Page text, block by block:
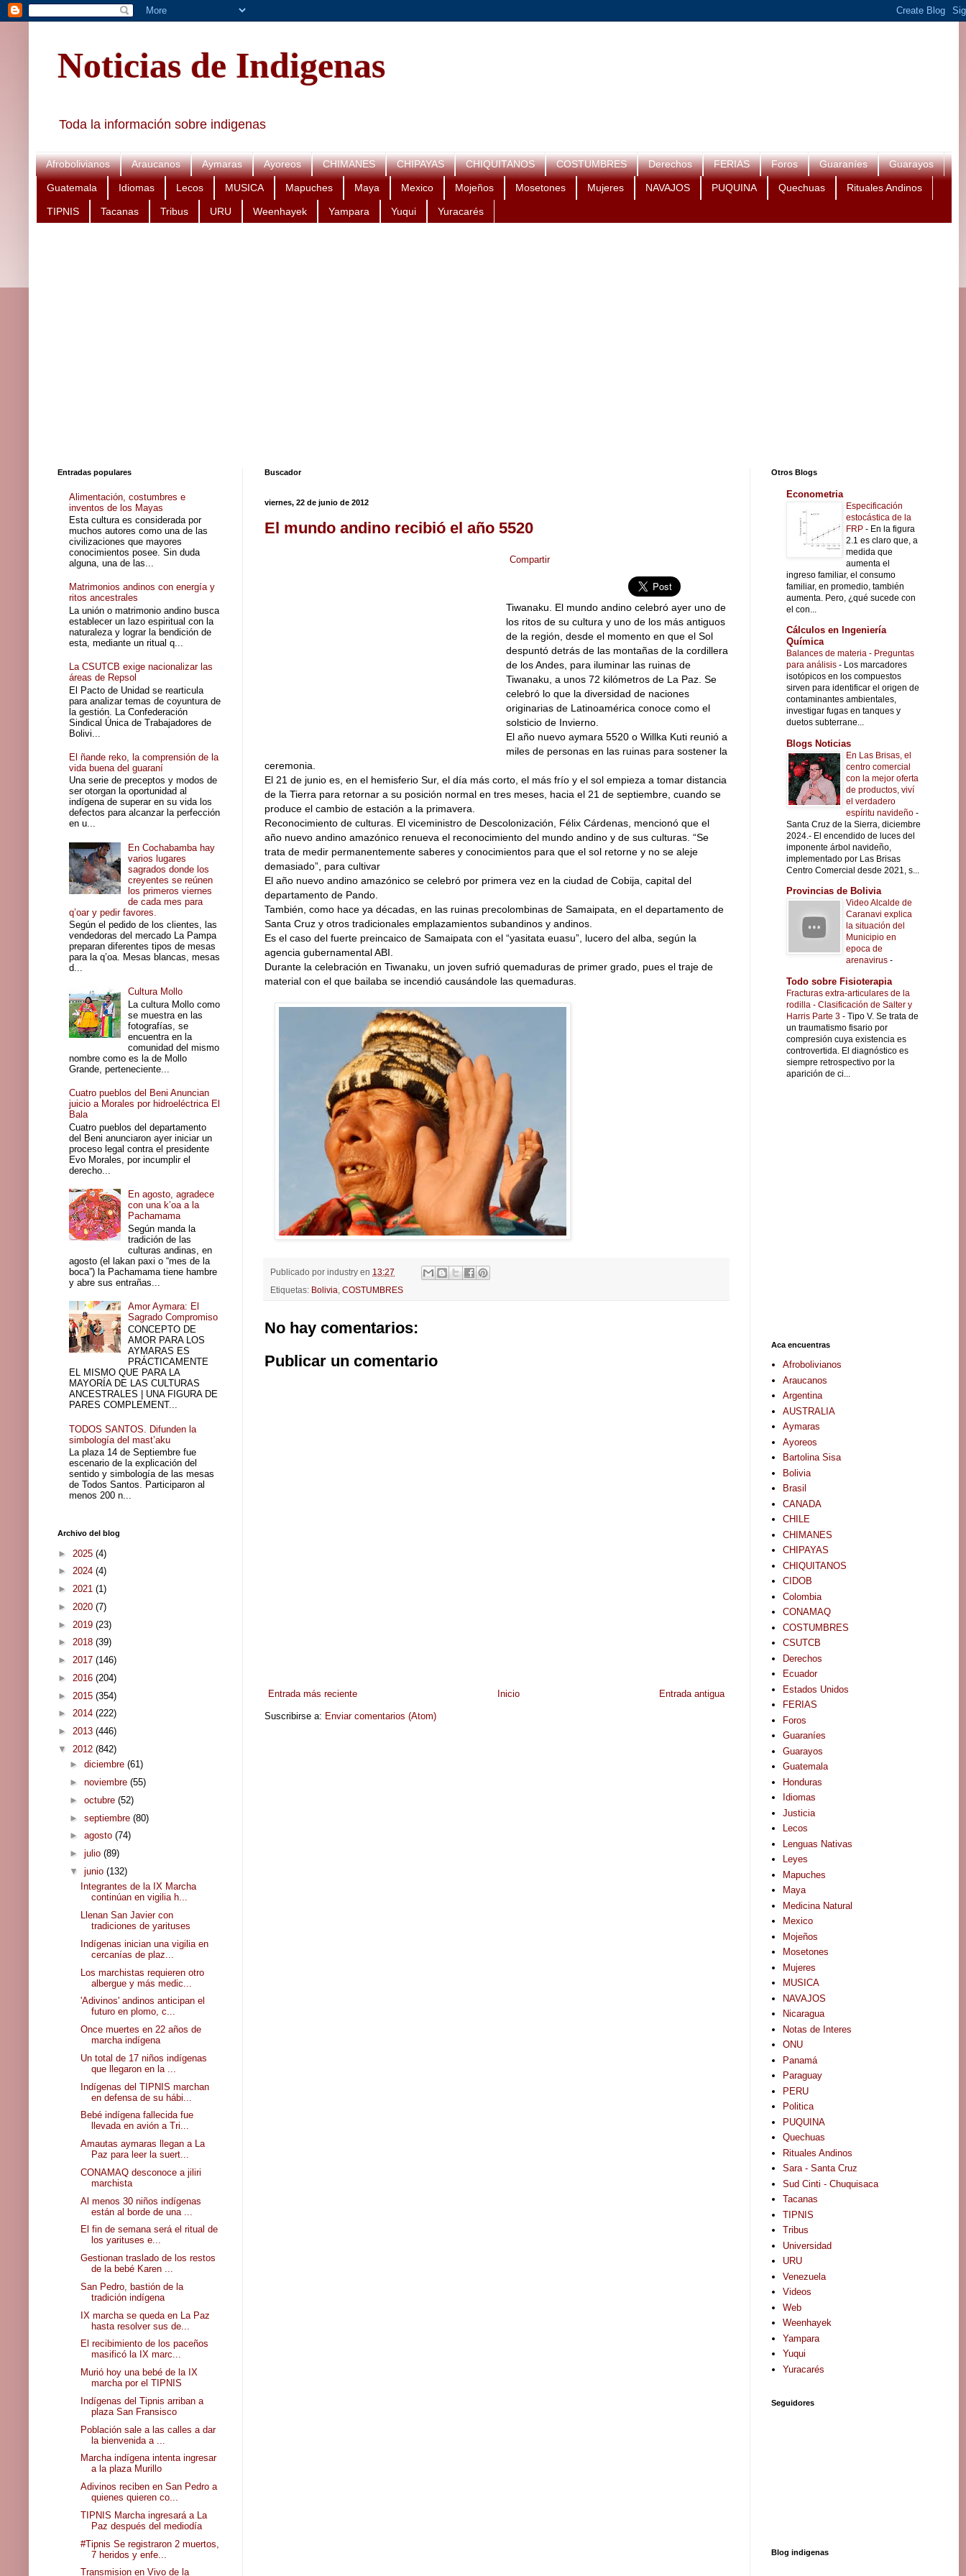
Noticias de Indigenas
Toda la información sobre indigenas
Afrobolivianos Araucanos Aymaras Ayoreos CHIMANES CHIPAYAS CHIQUITANOS COSTUMBRES Derechos FERIAS Foros Guaraníes Guarayos
Guatemala Idiomas Lecos MUSICA Mapuches Maya Mexico Mojeños Mosetones Mujeres NAVAJOS PUQUINA Quechuas Rituales Andinos
TIPNIS Tacanas Tribus URU Weenhayek Yampara Yuqui Yuracarés
Buscador
viernes, 22 de junio de 2012
El mundo andino recibió el año 5520
Compartir
Tiwanaku. El mundo andino celebró ayer uno de
los ritos de su cultura y uno de los más antiguos
de la región, desde el momento en que el Sol
despuntó detrás de las montañas de la cordillera
de los Andes, para iluminar las ruinas de
Tiwanaku, a unos 72 kilómetros de La Paz. Se
celebró lo que la diversidad de naciones
originarias de Latinoamérica conoce como el
solsticio de Invierno.
El año nuevo aymara 5520 o Willka Kuti reunió a
miles de personas en las ruinas para sostener la
ceremonia.
El 21 de junio es, en el hemisferio Sur, el día más corto, el más frío y el sol empieza a tomar distancia
de la Tierra para retornar a su posición normal en tres meses, hacia el 21 de septiembre, cuando se
produce el cambio de estación a la primavera.
Reconocimiento de culturas. El viceministro de Descolonización, Félix Cárdenas, mencionó que el
año nuevo andino amazónico renueva el reconocimiento del mundo andino y de sus culturas. “Se
trata de medir permanentemente saberes y conocimientos para que el sol retorne y no se aleje
demasiado”, para cultivar
El año nuevo andino amazónico se celebró por primera vez en la ciudad de Cobija, capital del
departamento de Pando.
También, como hace ya décadas, en las ruinas precolombinas de Samaipata, en el departamento de
Santa Cruz y otros tradicionales emplazamientos subandinos y andinos.
Es el caso del fuerte preincaico de Samaipata con el “yasitata euasu”, lucero del alba, según la
agencia gubernamental ABI.
Durante la celebración en Tiwanaku, un joven sufrió quemaduras de primer grado, pues el traje de
material con el que bailaba se incendió causándole las quemaduras.
Publicado por industry en 13:27
Etiquetas: Bolivia COSTUMBRES
No hay comentarios:
Publicar un comentario
Entrada más reciente Entrada antigua
Inicio
Suscribirse a: Enviar comentarios (Atom)
Entradas populares
Alimentación, costumbres e
inventos de los Mayas
Esta cultura es considerada por
muchos autores como una de las
civilizaciones que mayores
conocimientos posee. Sin duda
alguna, una de las...
Matrimonios andinos con energía y
ritos ancestrales
La unión o matrimonio andino busca
establecer un lazo espiritual con la
naturaleza y lograr la bendición de
esta, mediante un ritual q...
La CSUTCB exige nacionalizar las
áreas de Repsol
El Pacto de Unidad se rearticula
para analizar temas de coyuntura de
la gestión. La Confederación
Sindical Única de Trabajadores de
Bolivi...
El ñande reko, la comprensión de la
vida buena del guaraní
Una serie de preceptos y modos de
ser otorgan la oportunidad al
indígena de superar en su vida los
defectos para alcanzar la perfección
en u...
En Cochabamba hay
varios lugares
sagrados donde los
creyentes se reúnen
los primeros viernes
de cada mes para
q’oar y pedir favores.
Según el pedido de los clientes, las
vendedoras del mercado La Pampa
preparan diferentes tipos de mesas
para la q’oa. Mesas blancas, mesas
d...
Cultura Mollo
La cultura Mollo como
se muestra en las
fotografías, se
encuentra en la
comunidad del mismo
nombre como es la de Mollo
Grande, perteneciente...
Cuatro pueblos del Beni Anuncian
juicio a Morales por hidroeléctrica El
Bala
Cuatro pueblos del departamento
del Beni anunciaron ayer iniciar un
proceso legal contra el presidente
Evo Morales, por incumplir el
derecho...
En agosto, agradece
con una k’oa a la
Pachamama
Según manda la
tradición de las
culturas andinas, en
agosto (el lakan paxi o “mes de la
boca”) la Pachamama tiene hambre
y abre sus entrañas...
Amor Aymara: El
Sagrado Compromiso
CONCEPTO DE
AMOR PARA LOS
AYMARAS ES
PRÁCTICAMENTE
EL MISMO QUE PARA LA
MAYORÍA DE LAS CULTURAS
ANCESTRALES | UNA FIGURA DE
PARES COMPLEMENT...
TODOS SANTOS. Difunden la
simbología del mast’aku
La plaza 14 de Septiembre fue
escenario de la explicación del
sentido y simbología de las mesas
de Todos Santos. Participaron al
menos 200 n...
Archivo del blog
► 2025 (4)
► 2024 (4)
► 2021 (1)
► 2020 (7)
► 2019 (23)
► 2018 (39)
► 2017 (146)
► 2016 (204)
► 2015 (354)
► 2014 (222)
► 2013 (446)
▼ 2012 (842)
► diciembre (61)
► noviembre (55)
► octubre (52)
► septiembre (80)
► agosto (74)
► julio (89)
▼ junio (132)
Integrantes de la IX Marcha
continúan en vigilia h...
Llenan San Javier con
tradiciones de yarituses
Indígenas inician una vigilia en
cercanías de plaz...
Los marchistas requieren otro
albergue y más medic...
'Adivinos' andinos anticipan el
futuro en plomo, c...
Once muertes en 22 años de
marcha indígena
Un total de 17 niños indígenas
que llegaron en la ...
Indígenas del TIPNIS marchan
en defensa de su hábi...
Bebé indígena fallecida fue
llevada en avión a Tri...
Amautas aymaras llegan a La
Paz para leer la suert...
CONAMAQ desconoce a jiliri
marchista
Al menos 30 niños indígenas
están al borde de una ...
El fin de semana será el ritual de
los yarituses e...
Gestionan traslado de los restos
de la bebé Karen ...
San Pedro, bastión de la
tradición indígena
IX marcha se queda en La Paz
hasta resolver sus de...
El recibimiento de los paceños
masificó la IX marc...
Murió hoy una bebé de la IX
marcha por el TIPNIS
Indígenas del Tipnis arriban a
plaza San Fransisco
Población sale a las calles a dar
la bienvenida a ...
Marcha indígena intenta ingresar
a la plaza Murillo
Adivinos reciben en San Pedro a
quienes quieren co...
TIPNIS Marcha ingresará a La
Paz después del mediodía
#Tipnis Se registraron 2 muertos,
7 heridos y enfe...
Transmision en Vivo de la
Otros Blogs
Econometria
Especificación
estocástica de la
FRP - En la figura
2.1 es claro que, a
medida que
aumenta el
ingreso familiar, el consumo
familiar, en promedio, también
aumenta. Pero, ¿qué sucede con
el con...
Cálculos en Ingeniería
Química
Balances de materia - Preguntas
para análisis - Los marcadores
isotópicos en los compuestos
sirven para identificar el origen de
contaminantes ambientales,
investigar fugas en tanques y
duetos subterrane...
Blogs Noticias
En Las Brisas, el
centro comercial
con la mejor oferta
de productos, viví
el verdadero
espíritu navideño -
Santa Cruz de la Sierra, diciembre
2024.- El encendido de luces del
imponente árbol navideño,
implementado por Las Brisas
Centro Comercial desde 2021, s...
Provincias de Bolivia
Video Alcalde de
Caranavi explica
la situación del
Municipio en
epoca de
arenavirus -
Todo sobre Fisioterapia
Fracturas extra-articulares de la
rodilla - Clasificación de Salter y
Harris Parte 3 - Tipo V. Se trata de
un traumatismo fisario por
compresión cuya existencia es
controvertida. El diagnóstico es
siempre retrospectivo por la
aparición de ci...
Aca encuentras
Afrobolivianos
Araucanos
Argentina
AUSTRALIA
Aymaras
Ayoreos
Bartolina Sisa
Bolivia
Brasil
CANADA
CHILE
CHIMANES
CHIPAYAS
CHIQUITANOS
CIDOB
Colombia
CONAMAQ
COSTUMBRES
CSUTCB
Derechos
Ecuador
Estados Unidos
FERIAS
Foros
Guaraníes
Guarayos
Guatemala
Honduras
Idiomas
Justicia
Lecos
Lenguas Nativas
Leyes
Mapuches
Maya
Medicina Natural
Mexico
Mojeños
Mosetones
Mujeres
MUSICA
NAVAJOS
Nicaragua
Notas de Interes
ONU
Panamá
Paraguay
PERU
Politica
PUQUINA
Quechuas
Rituales Andinos
Sara - Santa Cruz
Sud Cinti - Chuquisaca
Tacanas
TIPNIS
Tribus
Universidad
URU
Venezuela
Videos
Web
Weenhayek
Yampara
Yuqui
Yuracarés
Seguidores
Blog indigenas